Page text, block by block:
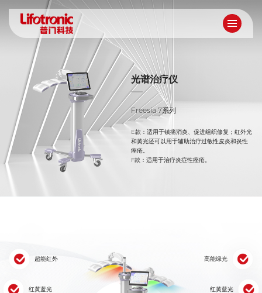
光谱治疗仪
Freesia 7系列
E款：适用于镇痛消炎、促进组织修复；红外光
和黄光还可以用于辅助治疗过敏性皮炎和炎性
痤疮。
F款：适用于治疗炎症性痤疮。
超能红外 高能绿光
红黄蓝光 红黄蓝光